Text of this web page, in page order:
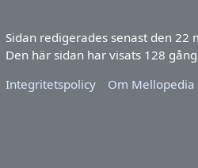
Sidan redigerades senast den 22
Den här sidan har visats 128
Integritetspolicy
Om Mellopedia